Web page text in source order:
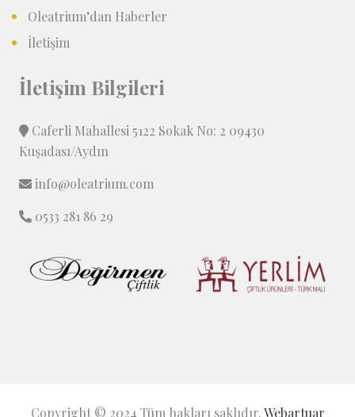
Oleatrium’dan Haberler
İletişim
İletişim Bilgileri
Caferli Mahallesi 5122 Sokak No: 2 09430
Kuşadası/Aydın
info@oleatrium.com
0533 281 86 29
Copyright © 2024 Tüm hakları saklıdır.Webartuar